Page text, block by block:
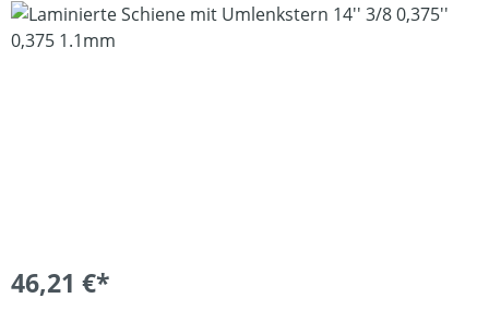
Bildergalerie überspringen
46,21 €*